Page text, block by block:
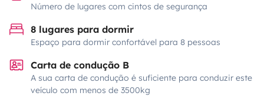
Número de lugares com cintos de segurança
8 lugares para dormir
Espaço para dormir confortável para 8 pessoas
Carta de condução B
A sua carta de condução é suficiente para conduzir este
veículo com menos de 3500kg